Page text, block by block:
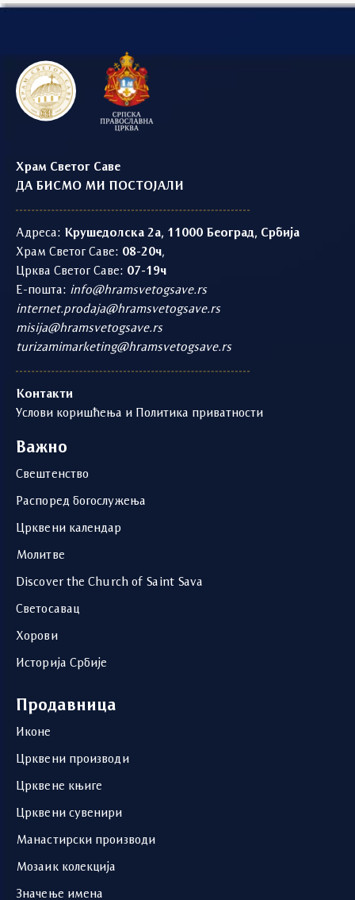
Храм Светог Саве
ДА БИСМО МИ ПОСТОЈАЛИ
Адреса: Крушедолска 2а, 11000 Београд, Србија
Храм Светог Саве: 08-20ч,
Црква Светог Саве: 07-19ч
Е-пошта: info@hramsvetogsave.rs
internet.prodaja@hramsvetogsave.rs
misija@hramsvetogsave.rs
turizamimarketing@hramsvetogsave.rs
Контакти
Услови коришћења и Политика приватности
Важно
Свештенство
Распоред богослужења
Црквени календар
Молитве
Discover the Church of Saint Sava
Светосавац
Хорови
Историја Србије
Продавница
Иконе
Црквени производи
Црквене књиге
Црквени сувенири
Манастирски производи
Мозаик колекција
Значење имена